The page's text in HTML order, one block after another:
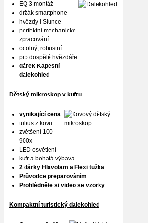
EQ 3 montáž
držák smartphone
hvězdy i Slunce
perfektní mechanické
zpracování
odolný, robustní
pro dospělé hvězdáře
dárek Kapesní
dalekohled
Dětský mikroskop v kufru
vynikající cena
tubus z kovu
zvětšení 100-
900x
LED osvětlení
kufr a bohatá výbava
2 dárky Hlavolam a Flexi tužka
Průvodce preparováním
Prohlédněte si video se vzorky
Kompaktní turistický dalekohled